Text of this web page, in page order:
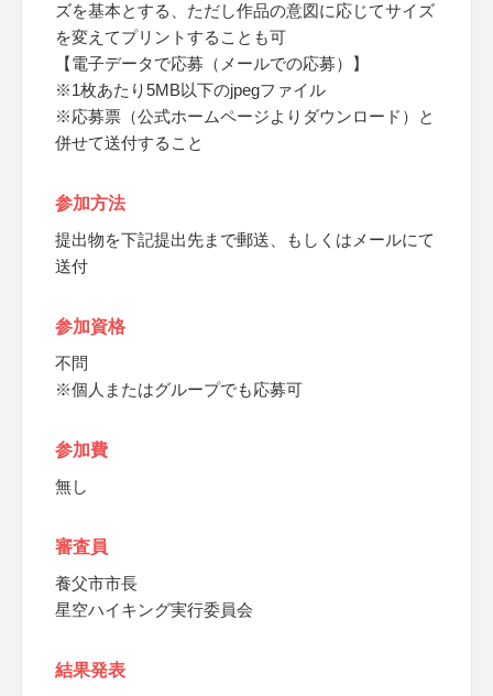
ズを基本とする、ただし作品の意図に応じてサイズ
を変えてプリントすることも可
【電子データで応募（メールでの応募）】
※1枚あたり5MB以下のjpegファイル
※応募票（公式ホームページよりダウンロード）と
併せて送付すること
参加方法
提出物を下記提出先まで郵送、もしくはメールにて
送付
参加資格
不問
※個人またはグループでも応募可
参加費
無し
審査員
養父市市長
星空ハイキング実行委員会
結果発表